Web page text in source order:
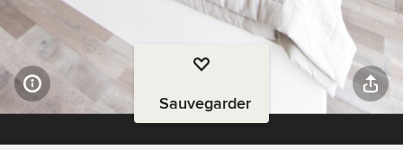
Sauvegarder